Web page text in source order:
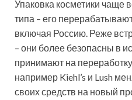
Упаковка косметики чаще
типа – его
включая Россию. Реже
– они более безопасны в
принимают на
например Kiehl’s и Lush
своих средств на новый